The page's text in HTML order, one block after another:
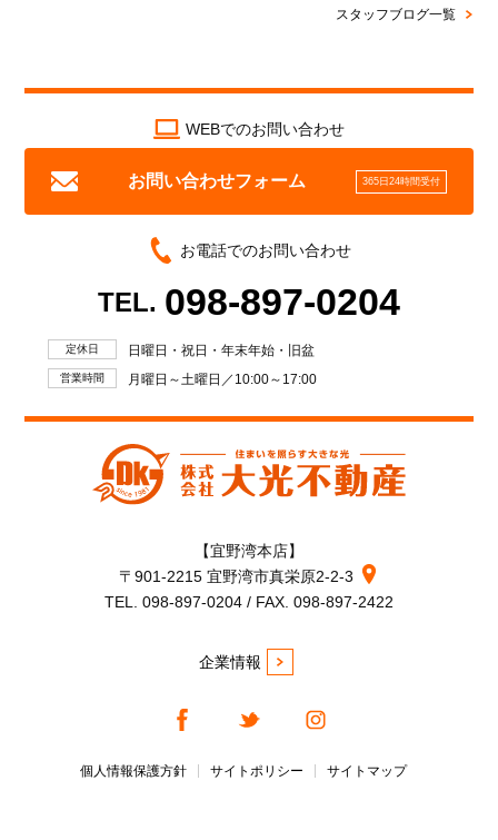
スタッフブログ一覧
WEBでのお問い合わせ
お問い合わせフォーム 365日24時間受付
お電話でのお問い合わせ
TEL. 098-897-0204
定休日 日曜日・祝日・年末年始・旧盆
営業時間 月曜日～土曜日／10:00～17:00
【宜野湾本店】
〒901-2215 宜野湾市真栄原2-2-3
TEL. 098-897-0204 / FAX. 098-897-2422
企業情報
個人情報保護方針 サイトポリシー サイトマップ